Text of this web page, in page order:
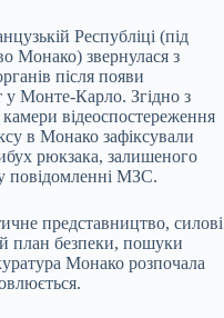
Республіці (під
Монако) звернулася з
після появи
у Монте-Карло. Згідно з
відеоспостереження
в Монако зафіксували
рюкзака, залишеного
повідомленні МЗС.
представництво, силові
план безпеки, пошуки
Монако розпочала